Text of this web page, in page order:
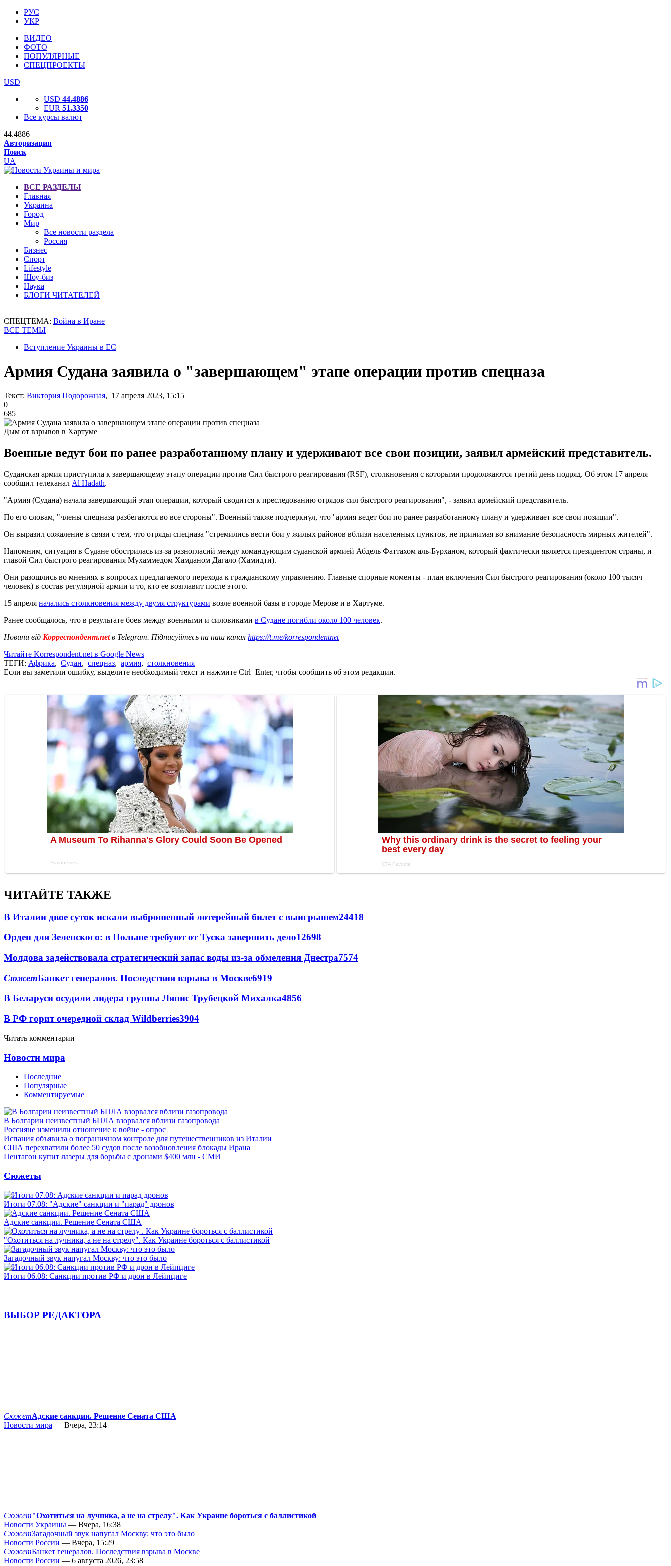
РУС
УКР
ВИДЕО
ФОТО
ПОПУЛЯРНЫЕ
СПЕЦПРОЕКТЫ
USD
USD 44.4886
EUR 51.3350
Все курсы валют
44.4886
Авторизация
Поиск
UA
ВСЕ РАЗДЕЛЫ
Главная
Украина
Город
Мир
Все новости раздела
Россия
Бизнес
Спорт
Lifestyle
Шоу-биз
Наука
БЛОГИ ЧИТАТЕЛЕЙ
СПЕЦТЕМА: Война в Иране
ВСЕ ТЕМЫ
Вступление Украины в ЕС
Армия Судана заявила о "завершающем" этапе операции против спецназа
Текст: Виктория Подорожная, 17 апреля 2023, 15:15
0
685
Дым от взрывов в Хартуме
Военные ведут бои по ранее разработанному плану и удерживают все свои позиции, заявил армейский представитель.
Суданская армия приступила к завершающему этапу операции против Сил быстрого реагирования (RSF), столкновения с которыми продолжаются третий день подряд. Об этом 17 апреля
сообщил телеканал Al Hadath.
"Армия (Судана) начала завершающий этап операции, который сводится к преследованию отрядов сил быстрого реагирования", - заявил армейский представитель.
По его словам, "члены спецназа разбегаются во все стороны". Военный также подчеркнул, что "армия ведет бои по ранее разработанному плану и удерживает все свои позиции".
Он выразил сожаление в связи с тем, что отряды спецназа "стремились вести бои у жилых районов вблизи населенных пунктов, не принимая во внимание безопасность мирных жителей".
Напомним, ситуация в Судане обострилась из-за разногласий между командующим суданской армией Абдель Фаттахом аль-Бурханом, который фактически является президентом страны, и
главой Сил быстрого реагирования Мухаммедом Хамданом Дагало (Хамидти).
Они разошлись во мнениях в вопросах предлагаемого перехода к гражданскому управлению. Главные спорные моменты - план включения Сил быстрого реагирования (около 100 тысяч
человек) в состав регулярной армии и то, кто ее возглавит после этого.
15 апреля начались столкновения между двумя структурами возле военной базы в городе Мерове и в Хартуме.
Ранее сообщалось, что в результате боев между военными и силовиками в Судане погибли около 100 человек.
Новини від Корреспондент.netв Telegram. Підписуйтесь на наш канал https://t.me/korrespondentnet
Читайте Korrespondent.net в Google News
ТЕГИ: Африка, Судан, спецназ, армия, столкновения
Если вы заметили ошибку, выделите необходимый текст и нажмите Ctrl+Enter, чтобы сообщить об этом редакции.
ЧИТАЙТЕ ТАКЖЕ
В Италии двое суток искали выброшенный лотерейный билет с выигрышем24418
Орден для Зеленского: в Польше требуют от Туска завершить дело12698
Молдова задействовала стратегический запас воды из-за обмеления Днестра7574
СюжетБанкет генералов. Последствия взрыва в Москве6919
В Беларуси осудили лидера группы Ляпис Трубецкой Михалка4856
В РФ горит очередной склад Wildberries3904
Читать комментарии
Новости мира
Последние
Популярные
Комментируемые
В Болгарии неизвестный БПЛА взорвался вблизи газопровода
Россияне изменили отношение к войне - опрос
Испания объявила о пограничном контроле для путешественников из Италии
США перехватили более 50 судов после возобновления блокады Ирана
Пентагон купит лазеры для борьбы с дронами $400 млн - СМИ
Сюжеты
Итоги 07.08: "Адские" санкции и "парад" дронов
Адские санкции. Решение Сената США
"Охотиться на лучника, а не на стрелу". Как Украине бороться с баллистикой
Загадочный звук напугал Москву: что это было
Итоги 06.08: Санкции против РФ и дрон в Лейпциге
ВЫБОР РЕДАКТОРА
СюжетАдские санкции. Решение Сената США
Новости мира — Вчера, 23:14
Сюжет"Охотиться на лучника, а не на стрелу". Как Украине бороться с баллистикой
Новости Украины — Вчера, 16:38
СюжетЗагадочный звук напугал Москву: что это было
Новости России — Вчера, 15:29
СюжетБанкет генералов. Последствия взрыва в Москве
Новости России — 6 августа 2026, 23:58